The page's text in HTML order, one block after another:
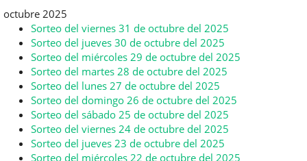
octubre 2025
Sorteo del viernes 31 de octubre del 2025
Sorteo del jueves 30 de octubre del 2025
Sorteo del miércoles 29 de octubre del 2025
Sorteo del martes 28 de octubre del 2025
Sorteo del lunes 27 de octubre del 2025
Sorteo del domingo 26 de octubre del 2025
Sorteo del sábado 25 de octubre del 2025
Sorteo del viernes 24 de octubre del 2025
Sorteo del jueves 23 de octubre del 2025
Sorteo del miércoles 22 de octubre del 2025